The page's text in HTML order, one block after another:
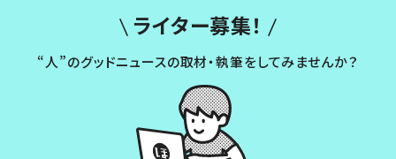
ライター募集！
“人”のグッドニュースの取材・執筆をしてみませんか？